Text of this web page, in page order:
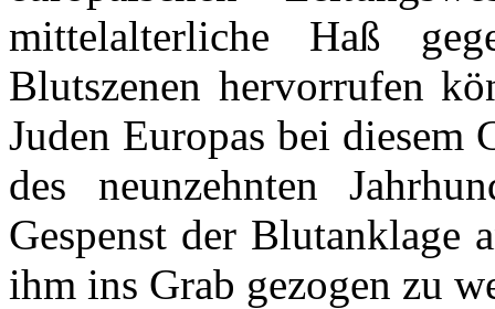
mittelalterliche Haß
Blutszenen hervorrufen
Juden Europas bei diesem
des neunzehnten
Gespenst der Blutanklage
ihm ins Grab gezogen zu